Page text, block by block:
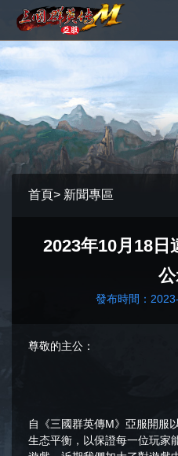
首頁> 新聞專區
2023年10月18日
發布時間：
尊敬的主公：
自《三國群英傳M》亞服開服
生态平衡，以保證每一位玩家